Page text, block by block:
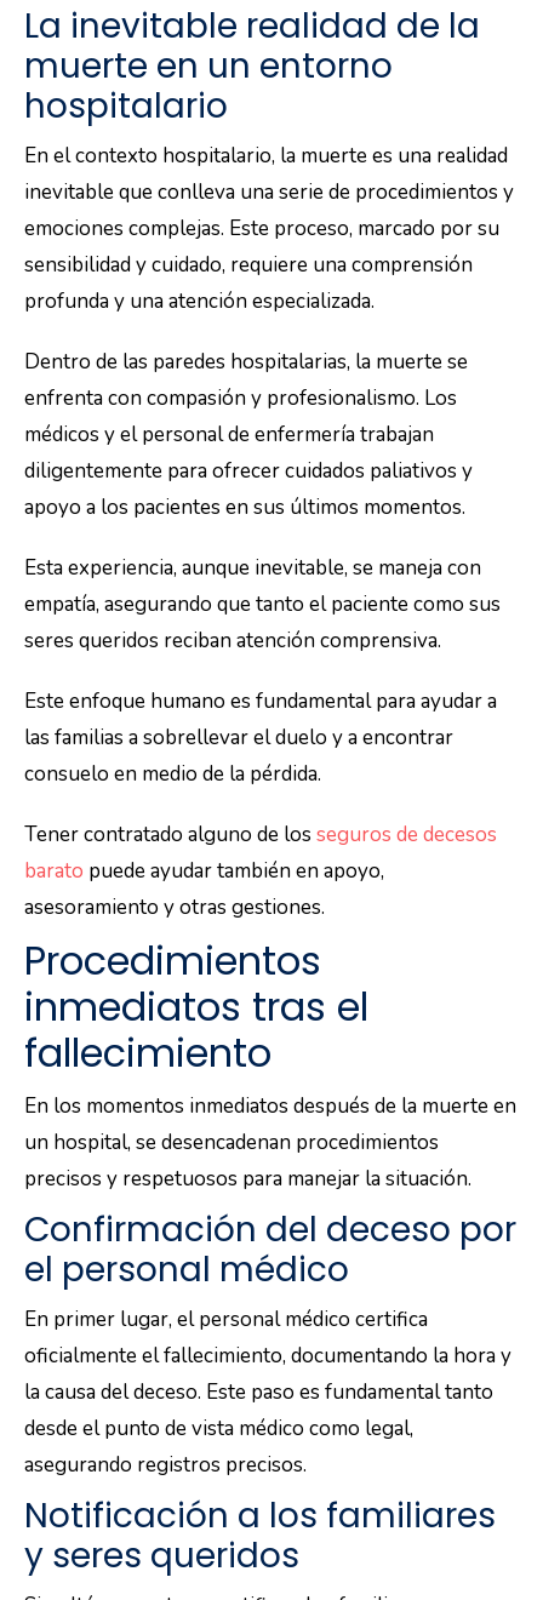
La inevitable realidad de la
muerte en un entorno
hospitalario
En el contexto hospitalario, la muerte es una realidad
inevitable que conlleva una serie de procedimientos y
emociones complejas. Este proceso, marcado por su
sensibilidad y cuidado, requiere una comprensión
profunda y una atención especializada.
Dentro de las paredes hospitalarias, la muerte se
enfrenta con compasión y profesionalismo. Los
médicos y el personal de enfermería trabajan
diligentemente para ofrecer cuidados paliativos y
apoyo a los pacientes en sus últimos momentos.
Esta experiencia, aunque inevitable, se maneja con
empatía, asegurando que tanto el paciente como sus
seres queridos reciban atención comprensiva.
Este enfoque humano es fundamental para ayudar a
las familias a sobrellevar el duelo y a encontrar
consuelo en medio de la pérdida.
Tener contratado alguno de los seguros de decesos
barato puede ayudar también en apoyo,
asesoramiento y otras gestiones.
Procedimientos
inmediatos tras el
fallecimiento
En los momentos inmediatos después de la muerte en
un hospital, se desencadenan procedimientos
precisos y respetuosos para manejar la situación.
Confirmación del deceso por
el personal médico
En primer lugar, el personal médico certifica
oficialmente el fallecimiento, documentando la hora y
la causa del deceso. Este paso es fundamental tanto
desde el punto de vista médico como legal,
asegurando registros precisos.
Notificación a los familiares
y seres queridos